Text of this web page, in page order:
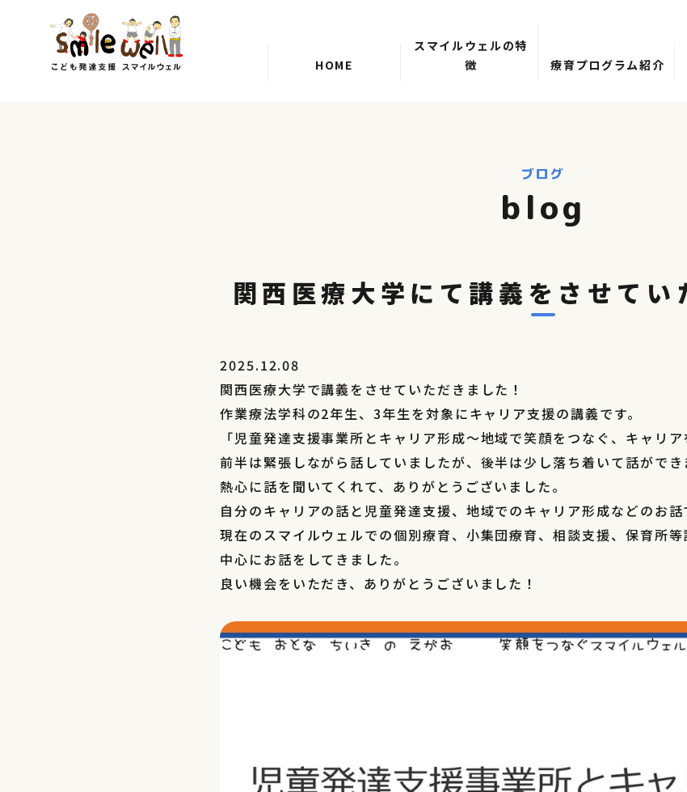
HOME
スマイルウェルの特
徴
療育プログラム紹介
ブログ
blog
関西医療大学にて講義をさせてい
2025.12.08
関西医療大学で講義をさせていただきました！
作業療法学科の2年生、3年生を対象にキャリア支援の講義です。
「児童発達支援事業所とキャリア形成〜地域で笑顔をつなぐ、キャリア
前半は緊張しながら話していましたが、後半は少し落ち着いて話ができ
熱心に話を聞いてくれて、ありがとうございました。
自分のキャリアの話と児童発達支援、地域でのキャリア形成などのお話
現在のスマイルウェルでの個別療育、小集団療育、相談支援、保育所
中心にお話をしてきました。
良い機会をいただき、ありがとうございました！